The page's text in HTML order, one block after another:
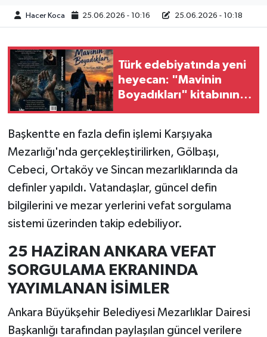
Hacer Koca 25.06.2026 - 10:16 25.06.2026 - 10:18
Türk edebiyatında yeni
heyecan: "Mavinin
Boyadıkları" kitabının
Başkentte en fazla defin işlemi Karşıyaka
Mezarlığı'nda gerçekleştirilirken, Gölbaşı,
Cebeci, Ortaköy ve Sincan mezarlıklarında da
definler yapıldı. Vatandaşlar, güncel defin
bilgilerini ve mezar yerlerini vefat sorgulama
sistemi üzerinden takip edebiliyor.
25 HAZİRAN ANKARA VEFAT
SORGULAMA EKRANINDA
YAYIMLANAN İSİMLER
Ankara Büyükşehir Belediyesi Mezarlıklar Dairesi
Başkanlığı tarafından paylaşılan güncel verilere